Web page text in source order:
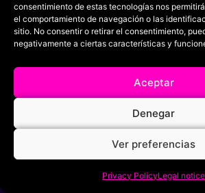
consentimiento de estas tecnologías nos
el comportamiento de navegación o las
sitio. No consentir o retirar el consentimiento,
negativamente a ciertas características y
Aceptar
Denegar
Ver preferencias
Privacy PolicyLegal notice